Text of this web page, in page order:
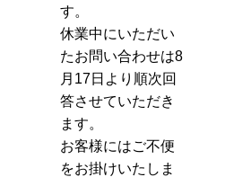
す。
休業中にいただい
たお問い合わせは8
月17日より順次回
答させていただき
ます。
お客様にはご不便
をお掛けいたしま